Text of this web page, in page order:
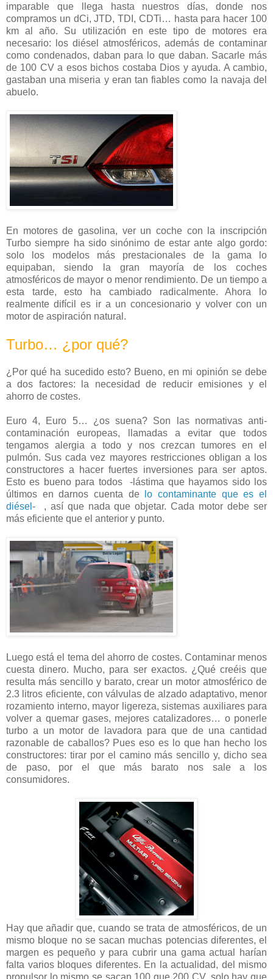
imparable que llega hasta nuestros días, donde nos
compramos un dCi, JTD, TDI, CDTi… hasta para hacer 100
km al año. Su utilización en este tipo de motores era
necesario: los diésel atmosféricos, además de contaminar
como condenados, daban para lo que daban. Sacarle más
de 100 CV a esos bichos costaba Dios y ayuda. A cambio,
gastaban una miseria y eran tan fiables como la navaja del
abuelo.
En motores de gasolina, ver un coche con la inscripción
Turbo siempre ha sido sinónimo de estar ante algo gordo:
solo los modelos más prestacionales de la gama lo
equipaban, siendo la gran mayoría de los coches
atmosféricos de mayor o menor rendimiento. De un tiempo a
esta tarde, esto ha cambiado radicalmente. Ahora lo
realmente difícil es ir a un concesionario y volver con un
motor de aspiración natural.
Turbo… ¿por qué?
¿Por qué ha sucedido esto? Bueno, en mi opinión se debe
a dos factores: la necesidad de reducir emisiones y el
ahorro de costes.
Euro 4, Euro 5… ¿os suena? Son las normativas anti-
contaminación europeas, llamadas a evitar que todos
tengamos alergia a todo y nos crezcan tumores en el
pulmón. Sus cada vez mayores restricciones obligan a los
constructores a hacer fuertes inversiones para ser aptos.
Esto es bueno para todos -lástima que hayamos sido los
últimos en darnos cuenta de
lo contaminante que es el
diésel - , así que nada que objetar. Cada motor debe ser
más eficiente que el anterior y punto.
Luego está el tema del ahorro de costes. Contaminar menos
cuesta dinero. Mucho, para ser exactos. ¿Qué creéis que
resulta más sencillo y barato, crear un motor atmosférico de
2.3 litros eficiente, con válvulas de alzado adaptativo, menor
rozamiento interno, mayor ligereza, sistemas auxiliares para
volver a quemar gases, mejores catalizadores… o ponerle
turbo a un motor de lavadora para que de una cantidad
razonable de caballos? Pues eso es lo que han hecho los
constructores: tirar por el camino más sencillo y, dicho sea
de paso, por el que más barato nos sale a los
consumidores.
Hay que añadir que, cuando se trata de atmosféricos, de un
mismo bloque no se sacan muchas potencias diferentes, el
margen es pequeño y para cubrir una gama actual harían
falta varios bloques diferentes. En la actualidad, del mismo
propulsor lo mismo se sacan 100 que 200 CV, solo hay que